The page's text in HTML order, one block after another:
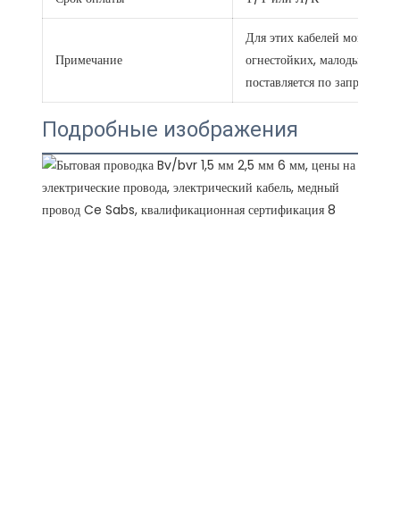
Примечание
Для этих кабелей могут
огнестойких, малодымных
поставляется по запросу
Подробные изображения